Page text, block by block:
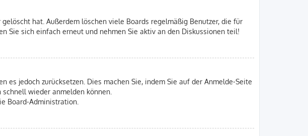
hat. Außerdem löschen viele Boards regelmäßig Benutzer, die für
Sie sich einfach erneut und nehmen Sie aktiv an den Diskussionen teil!
jedoch zurücksetzen. Dies machen Sie, indem Sie auf der Anmelde-Seite
wieder anmelden können.
Board-Administration.